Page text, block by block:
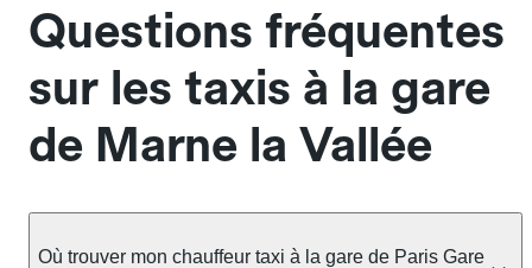
Questions fréquentes
sur les taxis à la gare
de Marne la Vallée
Où trouver mon chauffeur taxi à la gare de Paris Gare